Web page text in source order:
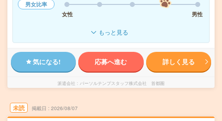
男女比率
女性
男性
もっと見る
気になる! 応募へ進む 詳しく見る
派遣会社 パーソルテンプスタッフ株式会社 首都圏
未読 掲載日 2026/08/07